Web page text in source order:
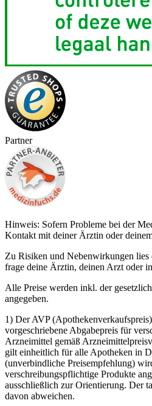
Partner
Hinweis: Sofern Probleme bei der
Kontakt mit deiner Ärztin oder
Zu Risiken und Nebenwirkungen lies
frage deine Ärztin, deinen Arzt oder
Alle Preise werden inkl. der
angegeben.
1) Der AVP
vorgeschriebene Abgabepreis für
Arzneimittel gemäß
gilt einheitlich für alle Apotheken in
(unverbindliche Preisempfehlung)
verschreibungspflichtige Produkte
ausschließlich zur Orientierung. Der
davon abweichen.